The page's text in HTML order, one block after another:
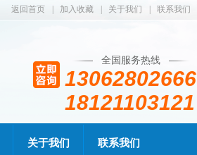
返回首页 加入收藏 关于我们 联系我们
全国服务热线
13062802666
18121103121
关于我们 联系我们